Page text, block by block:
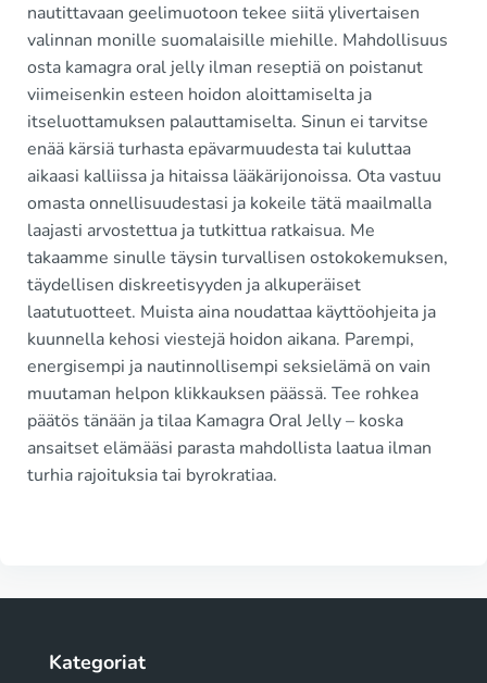
nautittavaan geelimuotoon tekee siitä ylivertaisen
valinnan monille suomalaisille miehille. Mahdollisuus
osta kamagra oral jelly ilman reseptiä on poistanut
viimeisenkin esteen hoidon aloittamiselta ja
itseluottamuksen palauttamiselta. Sinun ei tarvitse
enää kärsiä turhasta epävarmuudesta tai kuluttaa
aikaasi kalliissa ja hitaissa lääkärijonoissa. Ota vastuu
omasta onnellisuudestasi ja kokeile tätä maailmalla
laajasti arvostettua ja tutkittua ratkaisua. Me
takaamme sinulle täysin turvallisen ostokokemuksen,
täydellisen diskreetisyyden ja alkuperäiset
laatutuotteet. Muista aina noudattaa käyttöohjeita ja
kuunnella kehosi viestejä hoidon aikana. Parempi,
energisempi ja nautinnollisempi seksielämä on vain
muutaman helpon klikkauksen päässä. Tee rohkea
päätös tänään ja tilaa Kamagra Oral Jelly – koska
ansaitset elämääsi parasta mahdollista laatua ilman
turhia rajoituksia tai byrokratiaa.
Kategoriat